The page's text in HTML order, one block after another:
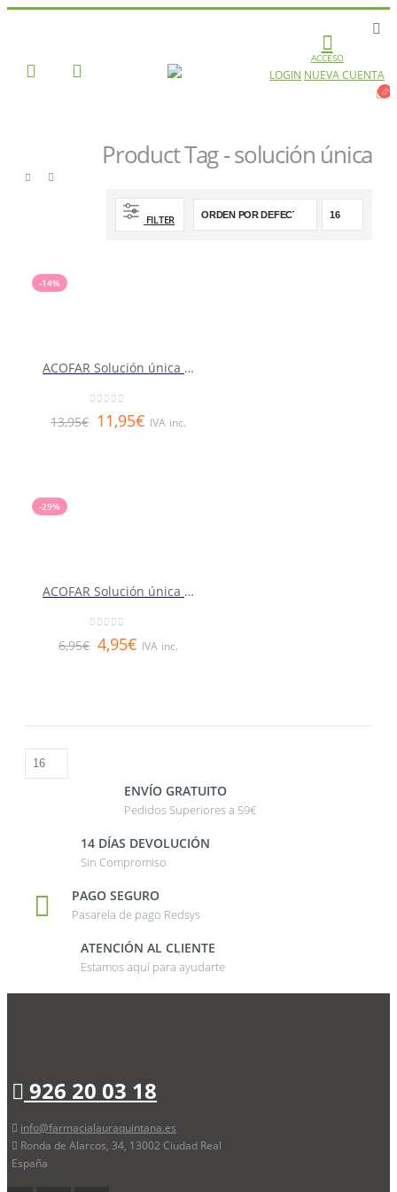
ACCESO
LOGIN NUEVA CUENTA
Product Tag - solución única
FILTER
-14%
ACOFAR Solución única para todo tipo de lentes blandas 2 X 250 ml
13,95€ 11,95€ IVA inc.
-29%
ACOFAR Solución única para todo tipo de lentes blandas 60 ml
6,95€ 4,95€ IVA inc.
ENVÍO GRATUITO
Pedidos Superiores a 59€
14 DÍAS DEVOLUCIÓN
Sin Compromiso
PAGO SEGURO
Pasarela de pago Redsys
ATENCIÓN AL CLIENTE
Estamos aquí para ayudarte
926 20 03 18
info@farmacialauraquintana.es
Ronda de Alarcos, 34, 13002 Ciudad Real
España